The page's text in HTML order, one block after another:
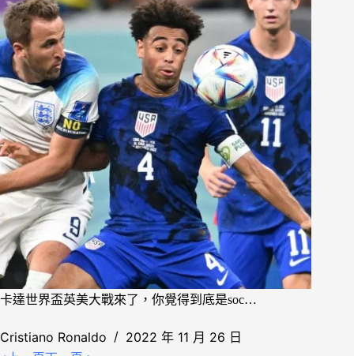
卡達世界盃英美大戰來了，你覺得到底是soc…
Cristiano Ronaldo 2022 年 11 月 26 日